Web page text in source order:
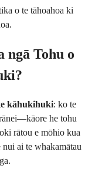
o te tāhoahoa ki
ngā Tohu o
kāhukihuki: ko te
he tohu
rātou e mōhio kua
ai te whakamātau